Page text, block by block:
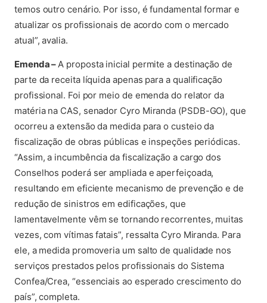
temos outro cenário. Por isso, é fundamental formar e
atualizar os profissionais de acordo com o mercado
atual”, avalia.
Emenda –A proposta inicial permite a destinação de
parte da receita líquida apenas para a qualificação
profissional. Foi por meio de emenda do relator da
matéria na CAS, senador Cyro Miranda (PSDB-GO), que
ocorreu a extensão da medida para o custeio da
fiscalização de obras públicas e inspeções periódicas.
“Assim, a incumbência da fiscalização a cargo dos
Conselhos poderá ser ampliada e aperfeiçoada,
resultando em eficiente mecanismo de prevenção e de
redução de sinistros em edificações, que
lamentavelmente vêm se tornando recorrentes, muitas
vezes, com vítimas fatais”, ressalta Cyro Miranda. Para
ele, a medida promoveria um salto de qualidade nos
serviços prestados pelos profissionais do Sistema
Confea/Crea, “essenciais ao esperado crescimento do
país”, completa.